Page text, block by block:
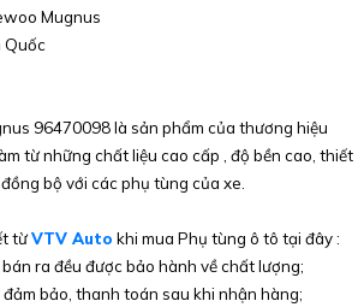
Mugnus
Quốc
96470098 là sản phẩm của thương hiệu
từ những chất liệu cao cấp , độ bền cao, thiết
bộ với các phụ tùng của xe.
từVTV Auto khi mua Phụ tùng ô tô tại đây :
ra đều được bảo hành về chất lượng;
bảo, thanh toán sau khi nhận hàng;